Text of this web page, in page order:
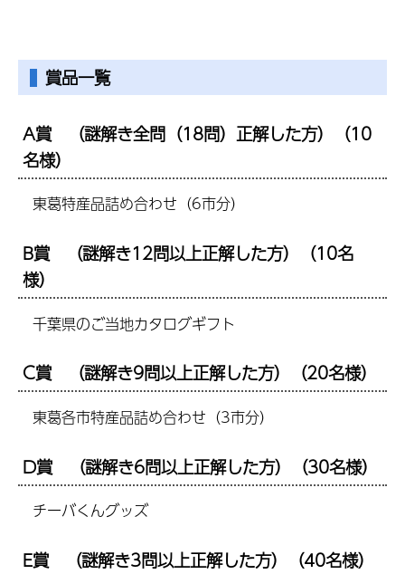
賞品一覧
A賞 （謎解き全問（18問）正解した方）（10
名様）
東葛特産品詰め合わせ（6市分）
B賞 （謎解き12問以上正解した方）（10名
様）
千葉県のご当地カタログギフト
C賞 （謎解き9問以上正解した方）（20名様）
東葛各市特産品詰め合わせ（3市分）
D賞 （謎解き6問以上正解した方）（30名様）
チーバくんグッズ
E賞 （謎解き3問以上正解した方）（40名様）